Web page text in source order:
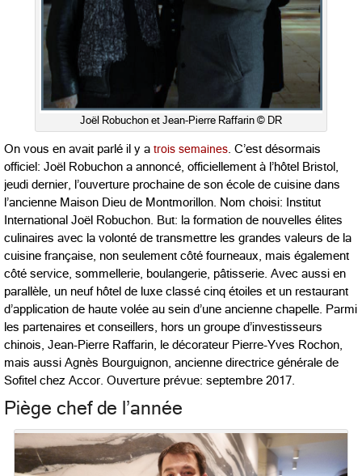
Joël Robuchon et Jean-Pierre Raffarin © DR
On vous en avait parlé il y a trois semaines . C’est désormais
officiel: Joël Robuchon a annoncé, officiellement à l’hôtel Bristol,
jeudi dernier, l’ouverture prochaine de son école de cuisine dans
l’ancienne Maison Dieu de Montmorillon. Nom choisi: Institut
International Joël Robuchon. But: la formation de nouvelles élites
culinaires avec la volonté de transmettre les grandes valeurs de la
cuisine française, non seulement côté fourneaux, mais également
côté service, sommellerie, boulangerie, pâtisserie. Avec aussi en
parallèle, un neuf hôtel de luxe classé cinq étoiles et un restaurant
d’application de haute volée au sein d’une ancienne chapelle. Parmi
les partenaires et conseillers, hors un groupe d’investisseurs
chinois, Jean-Pierre Raffarin, le décorateur Pierre-Yves Rochon,
mais aussi Agnès Bourguignon, ancienne directrice générale de
Sofitel chez Accor. Ouverture prévue: septembre 2017.
Piège chef de l’année